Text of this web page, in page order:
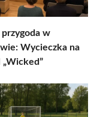
w
Wycieczka na
„Wicked”